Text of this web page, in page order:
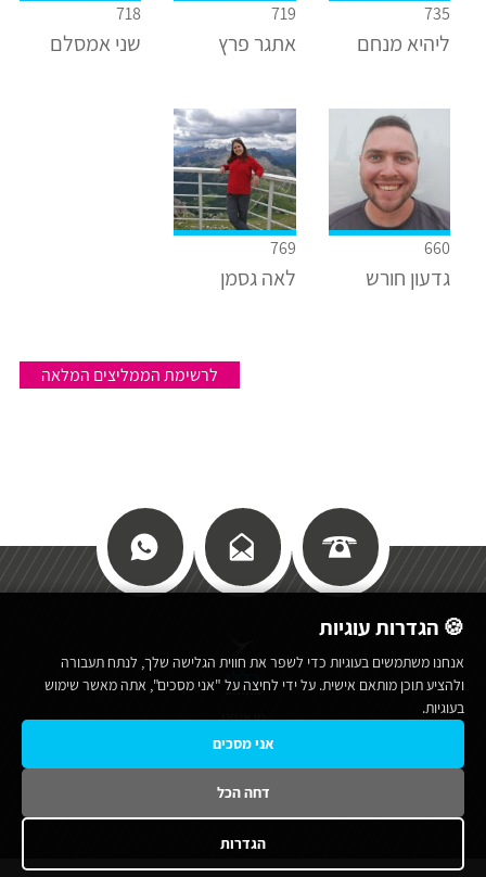
735
ליהיא מנחם
719
אתגר פרץ
718
שני אמסלם
660
גדעון חורש
769
לאה גסמן
לרשימת הממליצים המלאה
כללי
מי אנחנו
תנאי שימוש באתר
🍪 הגדרות עוגיות
אנחנו משתמשים בעוגיות כדי לשפר את חווית הגלישה שלך, לנתח תעבורה
ולהציע תוכן מותאם אישית. על ידי לחיצה על "אני מסכים", אתה מאשר שימוש
בעוגיות.
אני מסכים
דחה הכל
הגדרות